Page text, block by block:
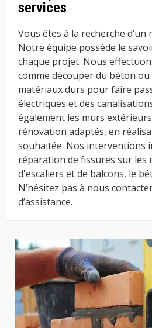
services
Vous êtes à la recherche d’un
Notre équipe possède le
chaque projet. Nous
comme découper du béton ou
matériaux durs pour faire
électriques et des
également les murs
rénovation adaptés, en
souhaitée. Nos interventions
réparation de fissures sur les
d'escaliers et de balcons, le
N’hésitez pas à nous
d’assistance.